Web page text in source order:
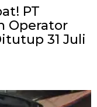
PT
Operator
31 Juli